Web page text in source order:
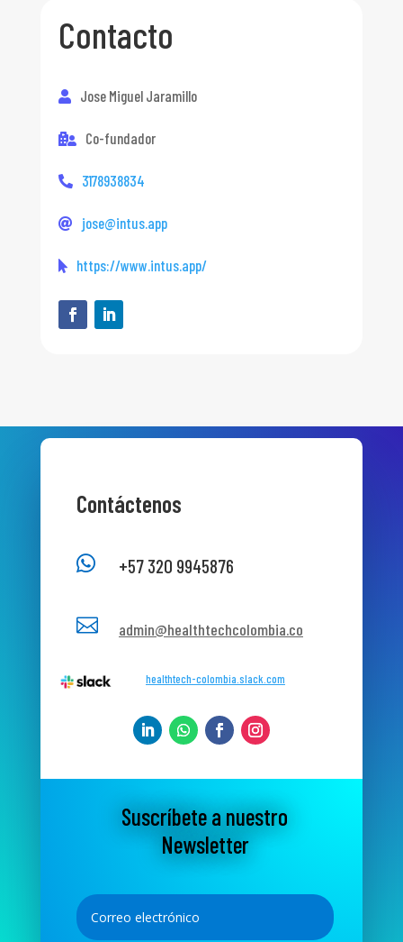
Contacto
Jose Miguel Jaramillo
Co-fundador
3178938834
jose@intus.app
https://www.intus.app/
Contáctenos
 +57 320 9945876
 admin@healthtechcolombia.co
healthtech-colombia.slack.com
Suscríbete a nuestro
Newsletter